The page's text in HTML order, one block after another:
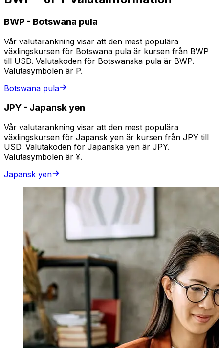
BWP - Botswana pula
Vår valutarankning visar att den mest populära
växlingskursen för Botswana pula är kursen från BWP
till USD. Valutakoden för Botswanska pula är BWP.
Valutasymbolen är P.
Botswana pula
JPY - Japansk yen
Vår valutarankning visar att den mest populära
växlingskursen för Japansk yen är kursen från JPY till
USD. Valutakoden för Japanska yen är JPY.
Valutasymbolen är ¥.
Japansk yen